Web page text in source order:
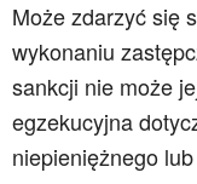
Może zdarzyć się
wykonaniu
sankcji nie może
egzekucyjna
niepieniężnego